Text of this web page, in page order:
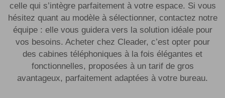
celle qui s’intègre parfaitement à votre espace. Si vous
hésitez quant au modèle à sélectionner, contactez notre
équipe : elle vous guidera vers la solution idéale pour
vos besoins. Acheter chez Cleader, c’est opter pour
des cabines téléphoniques à la fois élégantes et
fonctionnelles, proposées à un tarif de gros
avantageux, parfaitement adaptées à votre bureau.